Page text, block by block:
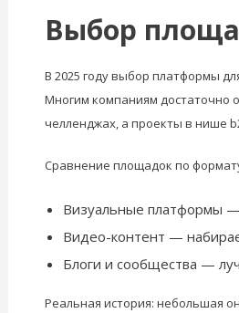
Выбор
В 2025 году выбор платформы
Многим компаниям достаточно
челленджах, а проекты в нише
Сравнение площадок по
Визуальные платформы
Видео-контент —
Блоги и сообщества —
Реальная история: небольшая